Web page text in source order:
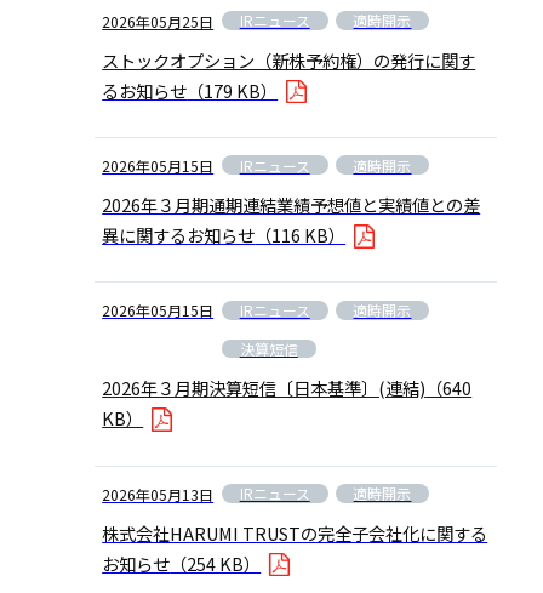
2026年05月25日 IRニュース 適時開示
ストックオプション（新株予約権）の発行に関す
るお知らせ （179 KB）
2026年05月15日 IRニュース 適時開示
2026年３月期通期連結業績予想値と実績値との差
異に関するお知らせ （116 KB）
2026年05月15日 IRニュース
適時開示
決算短信
2026年３月期決算短信〔日本基準〕(連結) （640
KB）
2026年05月13日 IRニュース 適時開示
株式会社HARUMI TRUSTの完全子会社化に関する
お知らせ （254 KB）